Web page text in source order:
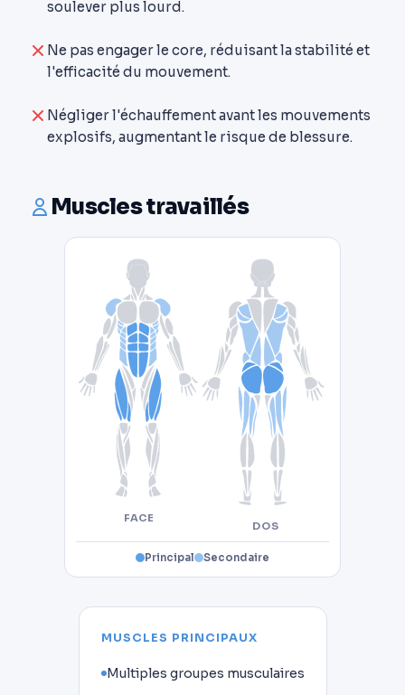
soulever plus lourd.
Ne pas engager le core, réduisant la stabilité et
l'efficacité du mouvement.
Négliger l'échauffement avant les mouvements
explosifs, augmentant le risque de blessure.
Muscles travaillés
FACE
DOS
Principal Secondaire
MUSCLES PRINCIPAUX
Multiples groupes musculaires